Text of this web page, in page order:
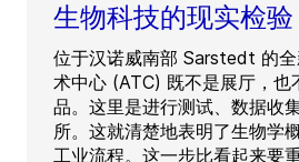
生物科技的现实检验
位于汉诺威南部 Sarstedt 的
术中心 (ATC) 既不是展厅，也
品。这里是进行测试、数据收
所。这就清楚地表明了生物学
工业流程。这一步比看起来要重